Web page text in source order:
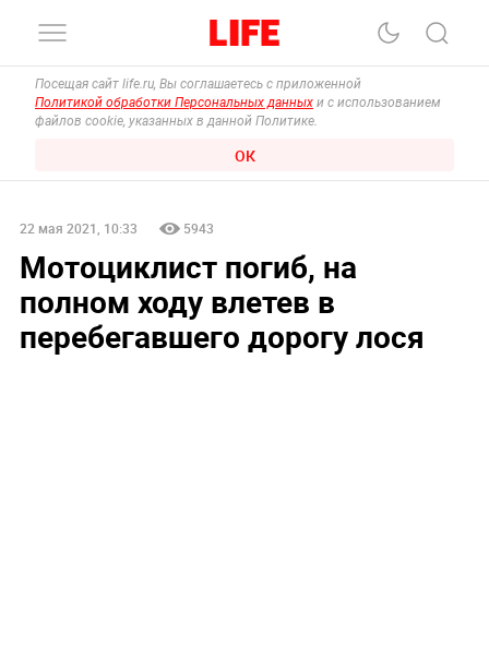
Посещая сайт life.ru, Вы соглашаетесь с приложенной
Политикой обработки Персональных данных и с использованием
файлов cookie, указанных в данной Политике.
ОК
22 мая 2021, 10:33 5943
Мотоциклист погиб, на
полном ходу влетев в
перебегавшего дорогу лося